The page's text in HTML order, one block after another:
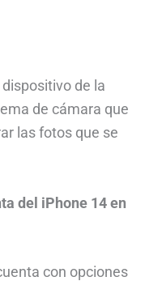
de la
de cámara que
las fotos que se
del iPhone 14 en
con opciones